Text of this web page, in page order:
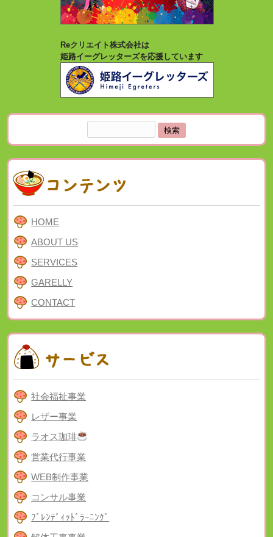
Reクリエイト株式会社は
姫路イーグレッターズを応援しています
索:
HOME
ABOUT US
SERVICES
GARELLY
CONTACT
社会福祉事業
レザー事業
ラオス珈琲
営業代行事業
WEB制作事業
コンサル事業
ﾌﾞﾚﾝﾃﾞｨｯﾄﾞﾗｰﾆﾝｸﾞ